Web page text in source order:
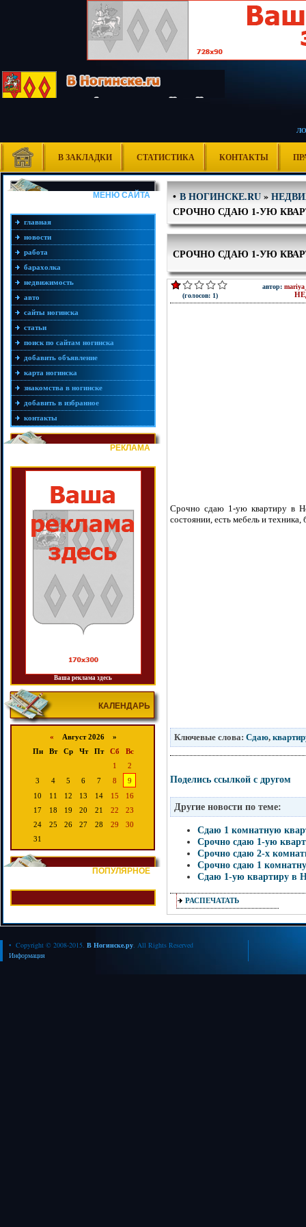
В ЗАКЛАДКИ СТАТИСТИКА КОНТАКТЫ
МЕНЮ САЙТА
главная
новости
работа
барахолка
недвижимость
авто
сайты ногинска
статьи
поиск по сайтам ногинска
добавить объявление
карта ногинска
знакомства в ногинске
добавить в избранное
контакты
РЕКЛАМА
Ваша реклама здесь
КАЛЕНДАРЬ
« Август 2026 »
Пн
Вт Ср Чт Пт Сб
Вс
1
2
3
4 5 6 7 8
9
10
11 12 13 14 15
16
17
18 19 20 21 22
23
24
25 26 27 28 29
30
31
ПОПУЛЯРНОЕ
•В НОГИНСКЕ.RU»
СРОЧНО СДАЮ 1-УЮ
СРОЧНО СДАЮ 1-УЮ
(голосов: 1)
автор:
Срочно сдаю 1-ую квартиру в
состоянии, есть мебель и
Ключевые слова: Сдаю,
Поделись ссылкой с другом
Другие новости по теме:
Сдаю 1 комнатную
Срочно сдаю 1-ую
Срочно сдаю 2-х
Срочно сдаю 1
Сдаю 1-ую квартиру в
РАСПЕЧАТАТЬ
• Copyright © 2008-2015. В Ногинске.ру. All Rights Reserved
Информация